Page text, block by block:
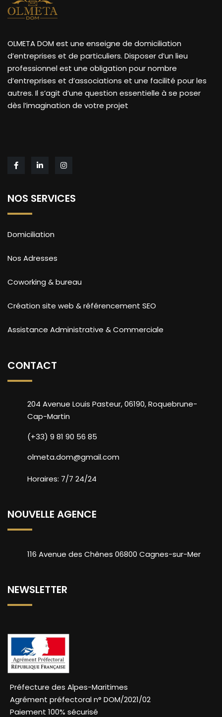
OLMETA DOM est une enseigne de domiciliation
d’entreprises et de particuliers. Disposer d’un lieu
professionnel est une obligation pour nombre
d’entreprises et d’associations et une facilité pour les
autres. Il s’agit d’une question essentielle à se poser
dès l’imagination de votre projet
NOS SERVICES
Domiciliation
Nos Adresses
Coworking & bureau
Création site web & référencement SEO
Assistance Administrative & Commerciale
CONTACT
204 Avenue Louis Pasteur, 06190, Roquebrune-
Cap-Martin
(+33) 9 81 90 56 85
olmeta.dom@gmail.com
Horaires: 7/7 24/24
NOUVELLE AGENCE
116 Avenue des Chênes 06800 Cagnes-sur-Mer
NEWSLETTER
Préfecture des Alpes-Maritimes
Agrément préfectoral n° DOM/2021/02
Paiement 100% sécurisé